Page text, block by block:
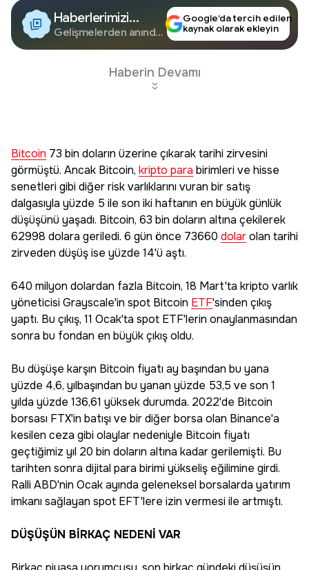
Haberlerimizi
Google'da Takip
Edin
Gelişmelerden anında
Google’da tercih edilen
kaynak olarak ekleyin
Haberin Devamı
Bitcoin 73 bin doların üzerine çıkarak tarihi zirvesini
görmüştü. Ancak Bitcoin, kripto para birimleri ve hisse
senetleri gibi diğer risk varlıklarını vuran bir satış
dalgasıyla yüzde 5 ile son iki haftanın en büyük günlük
düşüşünü yaşadı. Bitcoin, 63 bin doların altına çekilerek
62998 dolara geriledi. 6 gün önce 73660 dolarolan tarihi
zirveden düşüş ise yüzde 14'ü aştı.
640 milyon dolardan fazla Bitcoin, 18 Mart'ta kripto varlık
yöneticisi Grayscale'in spot Bitcoin ETF'sinden çıkış
yaptı. Bu çıkış, 11 Ocak'ta spot ETF'lerin onaylanmasından
sonra bu fondan en büyük çıkış oldu.
Bu düşüşe karşın Bitcoin fiyatı ay başından bu yana
yüzde 4,6, yılbaşından bu yanan yüzde 53,5 ve son 1
yılda yüzde 136,61 yüksek durumda. 2022'de Bitcoin
borsası FTX'in batışı ve bir diğer borsa olan Binance'a
kesilen ceza gibi olaylar nedeniyle Bitcoin fiyatı
geçtiğimiz yıl 20 bin doların altına kadar gerilemişti. Bu
tarihten sonra dijital para birimi yükseliş eğilimine girdi.
Ralli ABD'nin Ocak ayında geleneksel borsalarda yatırım
imkanı sağlayan spot EFT'lere izin vermesi ile artmıştı.
DÜŞÜŞÜN BİRKAÇ NEDENİ VAR